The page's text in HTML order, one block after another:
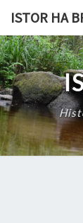
content
ISTOR HA